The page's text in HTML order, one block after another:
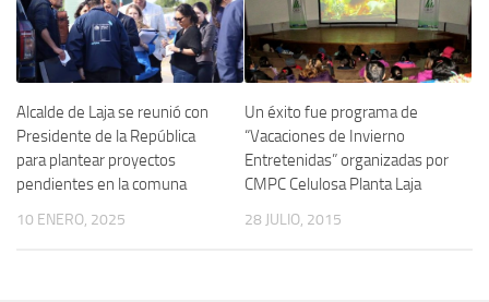
Alcalde de Laja se reunió con
Presidente de la República
para plantear proyectos
pendientes en la comuna
10 ENERO, 2025
Un éxito fue programa de
“Vacaciones de Invierno
Entretenidas” organizadas por
CMPC Celulosa Planta Laja
28 JULIO, 2015